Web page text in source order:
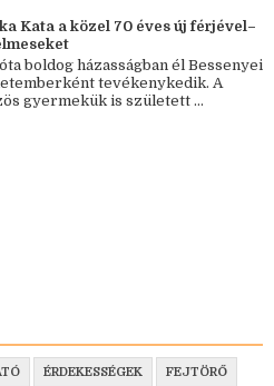
Kata a közel 70 éves új férjével–
boldog házasságban él Bessenyei
tevékenykedik. A
gyermekük is született ...
ÉRDEKESSÉGEK FEJTÖRŐ